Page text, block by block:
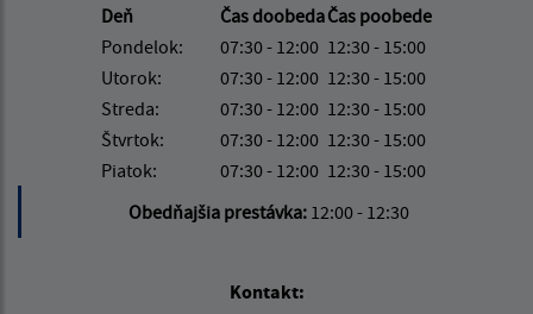
Deň
Čas doobedaČas poobede
Pondelok:
07:30 - 12:00 12:30 - 15:00
Utorok:
07:30 - 12:00 12:30 - 15:00
Streda:
07:30 - 12:00 12:30 - 15:00
Štvrtok:
07:30 - 12:00 12:30 - 15:00
Piatok:
07:30 - 12:00 12:30 - 15:00
Obedňajšia prestávka: 12:00 - 12:30
Kontakt: